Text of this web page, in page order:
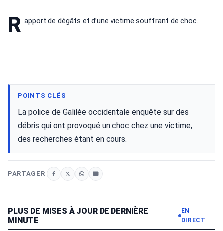
R apport de dégâts et d’une victime souffrant de choc.
POINTS CLÉS
La police de Galilée occidentale enquête sur des
débris qui ont provoqué un choc chez une victime,
des recherches étant en cours.
PARTAGER
PLUS DE MISES À JOUR DE DERNIÈRE
MINUTE
EN
DIRECT